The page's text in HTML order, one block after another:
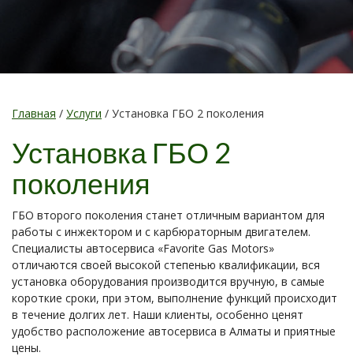
Главная / Услуги / Установка ГБО 2 поколения
Установка ГБО 2
поколения
ГБО второго поколения станет отличным вариантом для
работы с инжектором и с карбюраторным двигателем.
Специалисты автосервиса «Favorite Gas Motors»
отличаются своей высокой степенью квалификации, вся
установка оборудования производится вручную, в самые
короткие сроки, при этом, выполнение функций происходит
в течение долгих лет. Наши клиенты, особенно ценят
удобство расположение автосервиса в Алматы и приятные
цены.